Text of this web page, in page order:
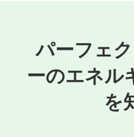
パーフェ
ーのエネル
を